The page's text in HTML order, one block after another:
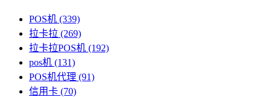
POS机 (339)
拉卡拉 (269)
拉卡拉POS机 (192)
pos机 (131)
POS机代理 (91)
信用卡 (70)